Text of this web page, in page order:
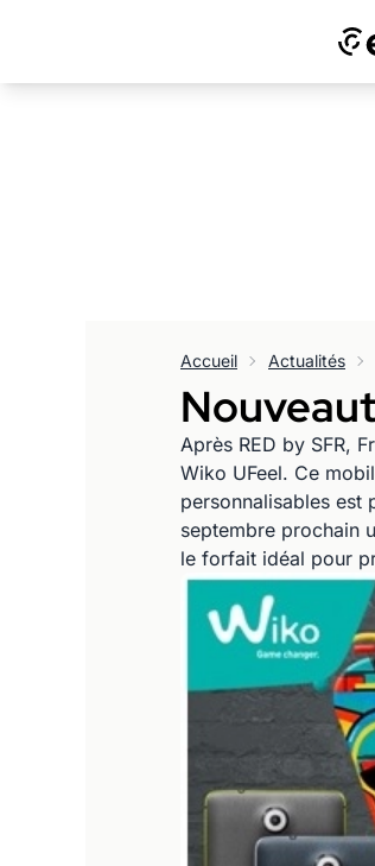
Accueil Actualités
Après RED by SFR,
Wiko UFeel. Ce
personnalisables est
septembre prochain
le forfait idéal pour